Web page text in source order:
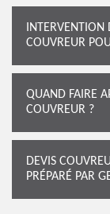
INTERVENTION
COUVREUR
QUAND FAIRE
COUVREUR ?
DEVIS
PRÉPARÉ PAR